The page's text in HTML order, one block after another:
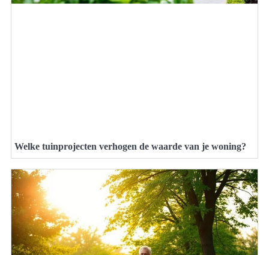
Welke tuinprojecten verhogen de waarde van je woning?